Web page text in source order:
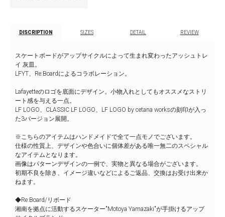
DISCRIPTION SIZES DETAIL REVIEW
スケートボードがアップサイクルによって生まれ変わったアッシュトレ
イ 灰皿。
LFYT、Re:Boardによるコラボレーション。
Lafayetteのロゴを底面にデザイン。小物入れとしてもオススメなストリ
ート感を与える一点。
LF LOGO、CLASSIC LF LOGO、LF LOGO by cetana worksの刻印が入っ
た3バージョン展開。
※こちらのアイテムはハンドメイドで全て一点モノでございます。
仕様の性質上、デザインや色合いに個体差がある唯一無二のスペシャル
なアイテムとなります。
画像はパターンデザインの一例で、実物と異なる場合がございます。
初期不良を除き、イメージ違いなどによるご返品、交換はお受け出来か
ねます。
◆Re:Board/リボード
湘南を拠点に活動するスケーター"Motoya Yamazaki"が手掛けるアップ